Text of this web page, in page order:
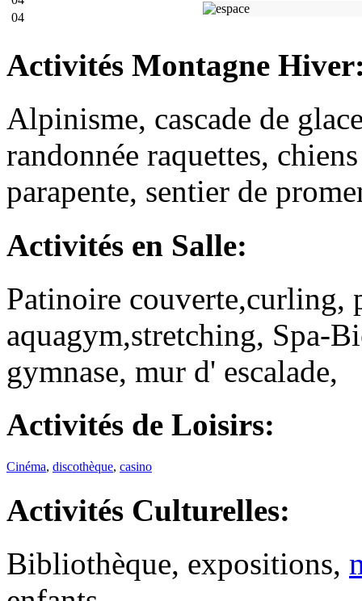
04
Activités Montagne
Alpinisme, cascade de
randonnée raquettes,
parapente, sentier de
Activités en Salle:
Patinoire couverte,curling,
aquagym,stretching, Spa-
gymnase, mur d' escalade,
Activités de Loisirs:
Cinéma, discothèque, casino
Activités Culturelles:
Bibliothèque, expositions,